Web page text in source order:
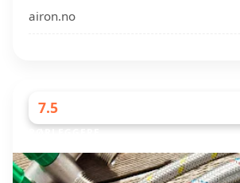
airon.no
7.5